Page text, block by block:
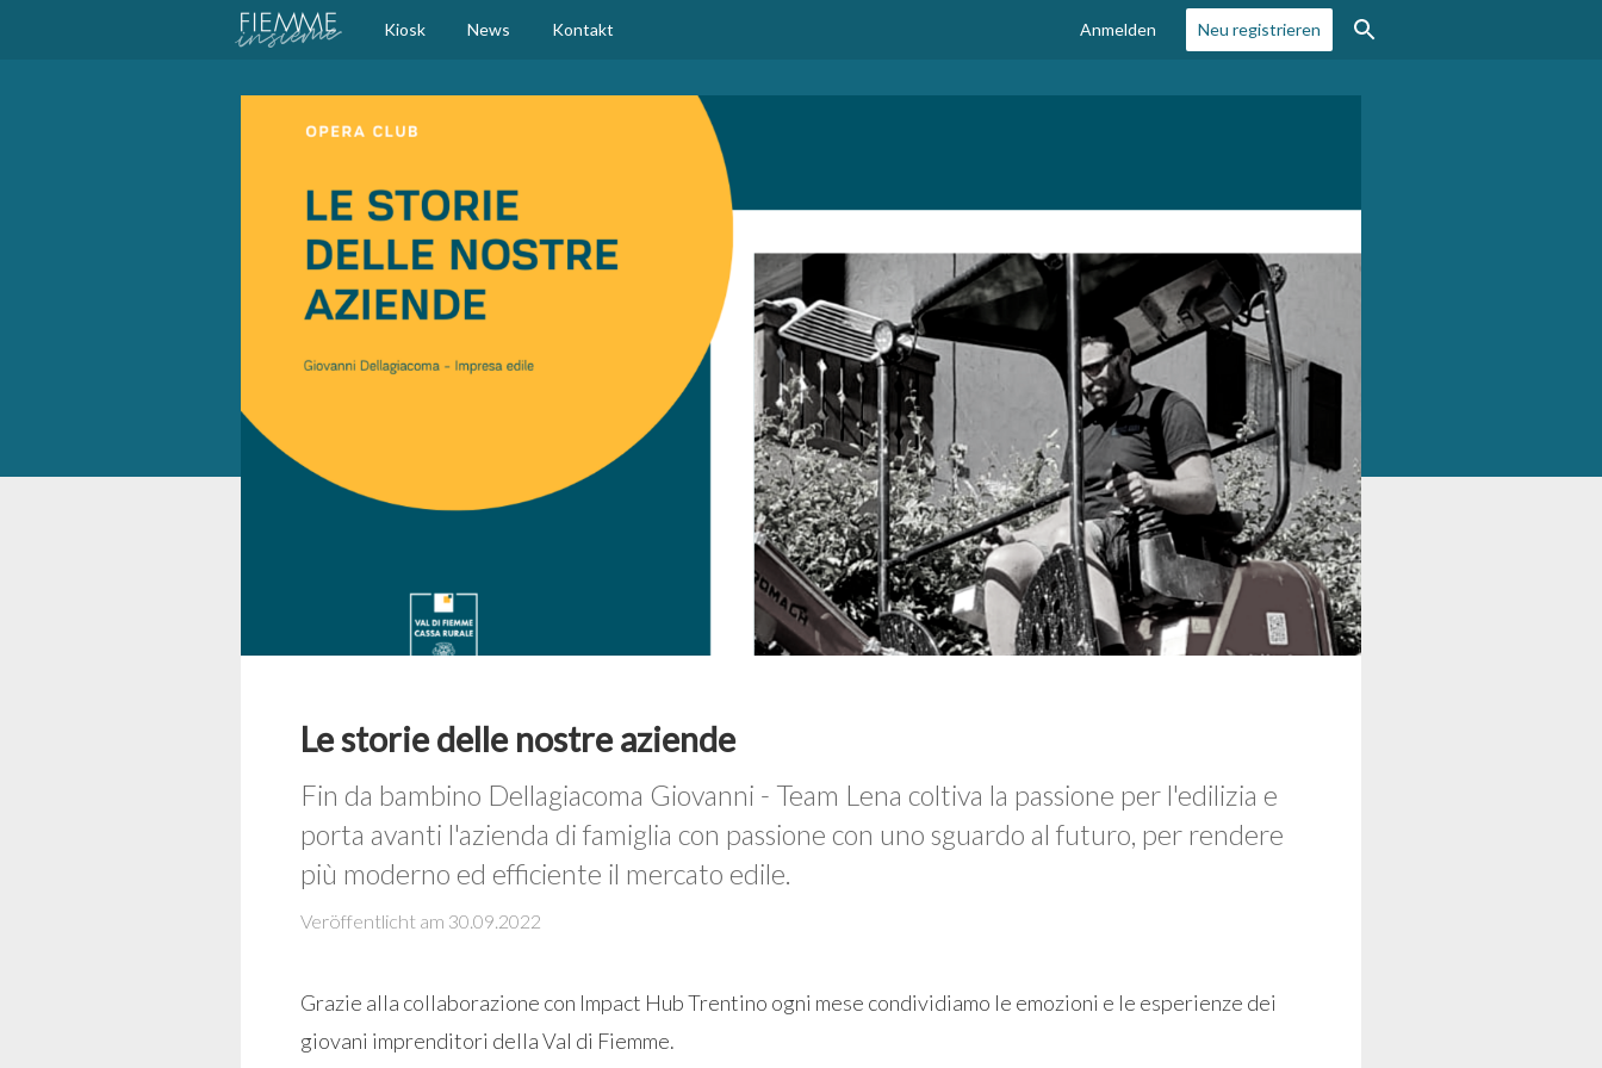
Kiosk News Kontakt Anmelden Neu registrieren
Le storie delle nostre aziende
Fin da bambino Dellagiacoma Giovanni - Team Lena coltiva la passione per l'edilizia e
porta avanti l'azienda di famiglia con passione con uno sguardo al futuro, per rendere
più moderno ed efficiente il mercato edile.
Veröffentlicht am 30.09.2022
Grazie alla collaborazione con Impact Hub Trentino ogni mese condividiamo le emozioni e le esperienze dei
giovani imprenditori della Val di Fiemme.